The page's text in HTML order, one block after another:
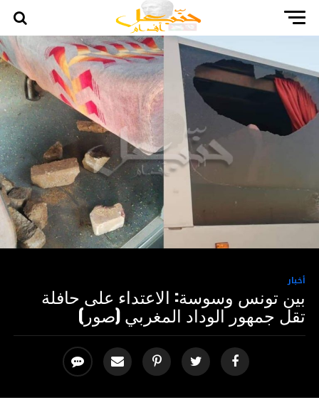
أخبار
بين تونس وسوسة: الاعتداء على حافلة
تقل جمهور الوداد المغربي (صور)